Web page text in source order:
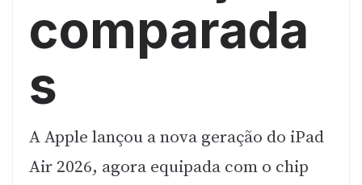
comparada
s
A Apple lançou a nova geração do iPad
Air 2026, agora equipada com o chip